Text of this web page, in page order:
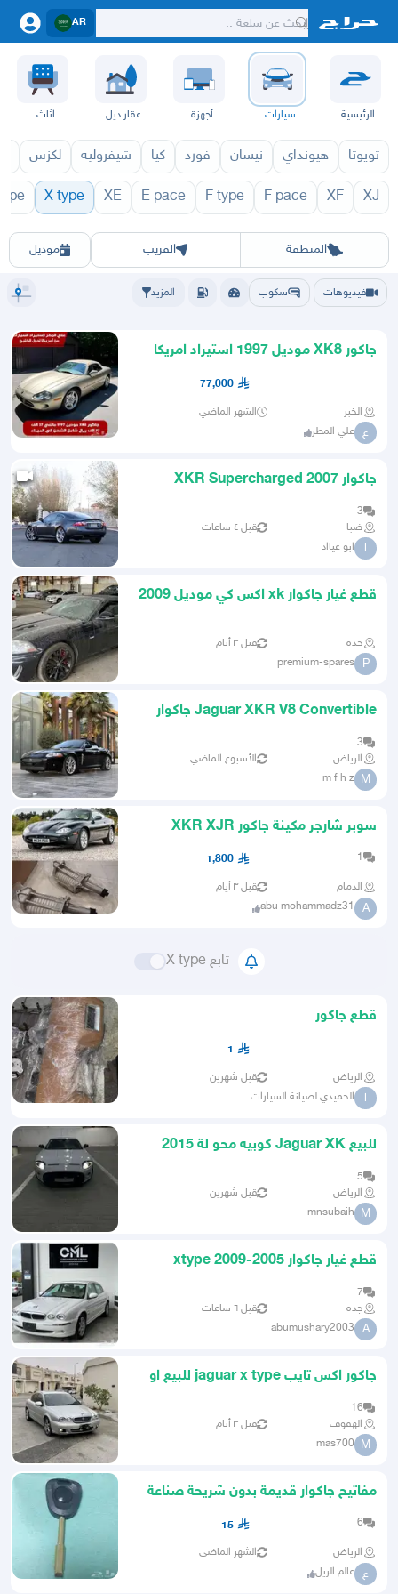
AR
الرئيسية سيارات أجهزة عقار ديل اثاث
تويوتا هيونداي نيسان فورد كيا شيفروليه لكزس
XJ
XF
F pace
F type
E pace
XE
X type
المنطقة
الرياض الشرقيه المدينة الطايف القصيمحائل أبها الباحة
القريب موديل
X type 1970
فيديوهات سكوب المزيد
جاكور XK8 موديل 1997 استيراد امريكا
77,000
الخبر الشهر الماضي
ع علي المطر
جاكوار XKR Supercharged 2007
3
ضبا
قبل ٤ ساعات
ا ابو عيااد
قطع غيار جاكوار xk اكس كي موديل 2009
جده قبل ٣ أيام
P
premium-spares
Jaguar XKR V8 Convertible جاكوار
3
الرياض
الأسبوع الماضي
M
m f h z
سوبر شارجر مكينة جاكور XKR XJR
1
1,800
الدمام قبل ٣ أيام
A
abu mohammadz31
تابع X type
قطع جاكور
1
الرياض قبل شهرين
ا الحميدي لصيانة السيارات
للبيع Jaguar XK كوبيه محو لة 2015
5
الرياض
قبل شهرين
M
mnsubaih
قطع غيار جاكوار 2005-2009 xtype
7
جده
قبل ٦ ساعات
A
abumushary2003
جاكور اكس تايب jaguar x type للبيع او
16
الهفوف
قبل ٣ أيام
M
mas700
مفاتيح جاكوار قديمة بدون شريحة صناعة
6
15
الرياض الشهر الماضي
ع عالم الريل